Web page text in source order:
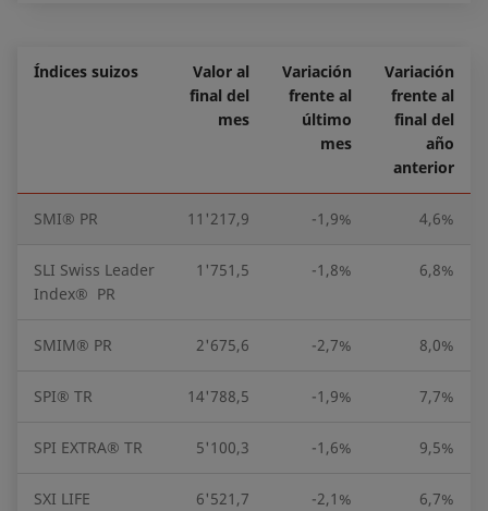
Índices suizos
Valor al
final del
mes
Variación
frente al
último
mes
Variación
frente al
final del
año
anterior
SMI® PR 11'217,9 -1,9% 4,6%
SLI Swiss Leader
Index® PR
1'751,5 -1,8% 6,8%
SMIM® PR 2'675,6 -2,7% 8,0%
SPI® TR 14'788,5 -1,9% 7,7%
SPI EXTRA® TR 5'100,3 -1,6% 9,5%
SXI LIFE
6'521,7 -2,1% 6,7%